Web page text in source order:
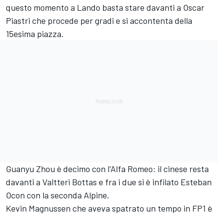
questo momento a Lando basta stare davanti a Oscar
Piastri che procede per gradi e si accontenta della
15esima piazza.
Guanyu Zhou è decimo con l'Alfa Romeo: il cinese resta
davanti a Valtteri Bottas e fra i due si è infilato Esteban
Ocon con la seconda Alpine.
Kevin Magnussen che aveva spatrato un tempo in FP1 è